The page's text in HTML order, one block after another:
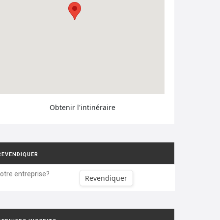
Obtenir l'intinéraire
entreprise? Revendiquer